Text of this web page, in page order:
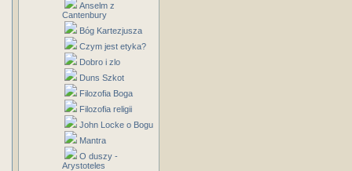
Anselm z
Cantenbury
Bóg Kartezjusza
Czym jest etyka?
Dobro i zlo
Duns Szkot
Filozofia Boga
Filozofia religii
John Locke o Bogu
Mantra
O duszy -
Arystoteles